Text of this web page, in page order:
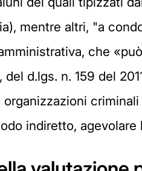
mentre altri, "a
che
d.lgs. n. 159 del
indiretto,